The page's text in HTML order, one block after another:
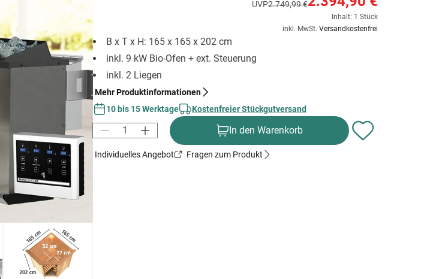
UVP2.749,99 €
Inhalt: 1 Stück
inkl. MwSt. Versandkostenfrei
B x T x H: 165 x 165 x 202 cm
inkl. 9 kW Bio-Ofen + ext. Steuerung
inkl. 2 Liegen
Mehr Produktinformationen
10 bis 15 Werktage
Kostenfreier Stückgutversand
In den Warenkorb
Individuelles Angebot Fragen zum Produkt